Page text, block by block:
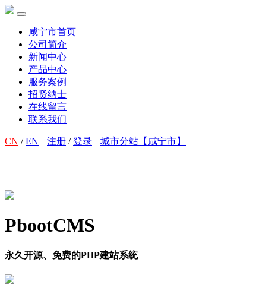
咸宁市首页
公司简介
新闻中心
产品中心
服务案例
招贤纳士
在线留言
联系我们
CN /EN 注册 /登录 城市分站【咸宁市】
PbootCMS
永久开源、免费的PHP建站系统